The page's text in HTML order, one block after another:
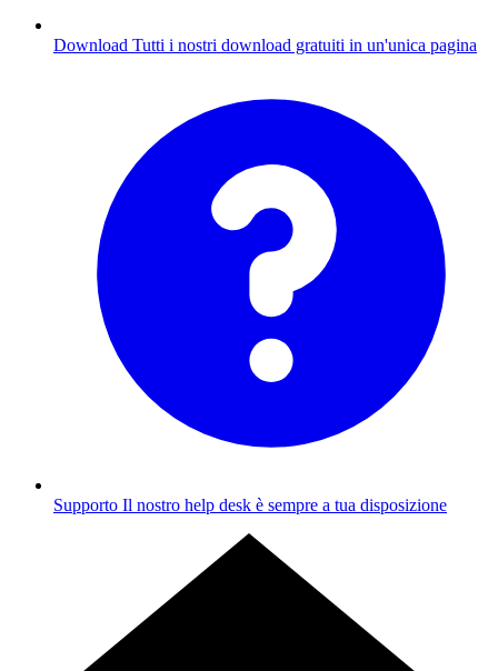
Download Tutti i nostri download gratuiti in un'unica pagina
Supporto Il nostro help desk è sempre a tua disposizione